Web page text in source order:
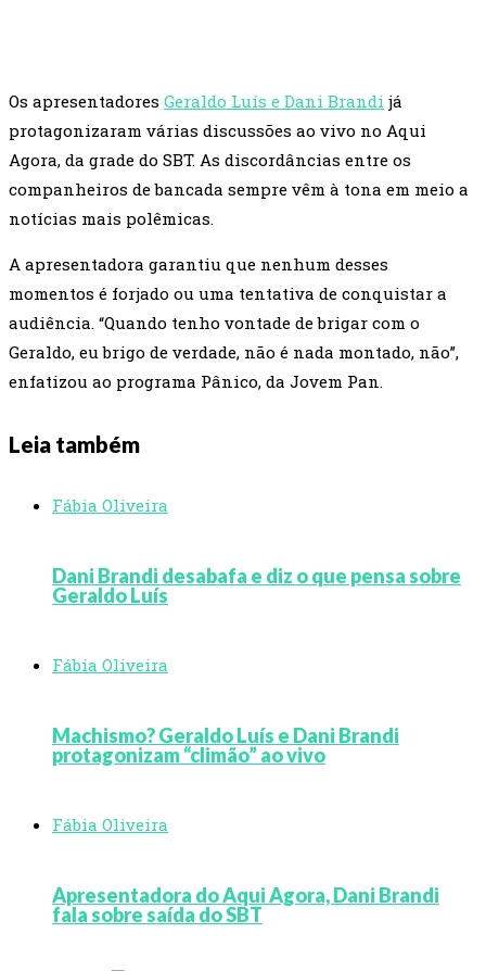
Os apresentadores Geraldo Luís e Dani Brandi já
protagonizaram várias discussões ao vivo no Aqui
Agora, da grade do SBT. As discordâncias entre os
companheiros de bancada sempre vêm à tona em meio a
notícias mais polêmicas.
A apresentadora garantiu que nenhum desses
momentos é forjado ou uma tentativa de conquistar a
audiência. “Quando tenho vontade de brigar com o
Geraldo, eu brigo de verdade, não é nada montado, não”,
enfatizou ao programa Pânico, da Jovem Pan.
Leia também
Fábia Oliveira
Dani Brandi desabafa e diz o que pensa sobre
Geraldo Luís
Fábia Oliveira
Machismo? Geraldo Luís e Dani Brandi
protagonizam “climão” ao vivo
Fábia Oliveira
Apresentadora do Aqui Agora, Dani Brandi
fala sobre saída do SBT